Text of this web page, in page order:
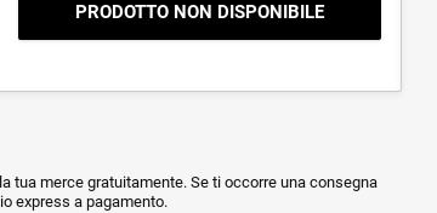
PRODOTTO NON DISPONIBILE
tua merce gratuitamente. Se ti occorre una consegna
express a pagamento.